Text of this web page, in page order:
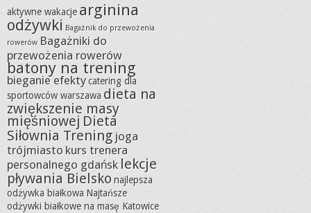
aktywne wakacje arginina
odżywki Bagażnik do przewożenia
rowerów Bagażniki do
przewożenia rowerów
batony na trening
bieganie efektycatering dla
sportowców warszawa dieta na
zwiększenie masy
mięśniowej Dieta
Siłownia Trening joga
trójmiasto kurs trenera
personalnego gdańsk lekcje
pływania Bielskonajlepsza
odżywka białkowa Najtańsze
odżywki białkowe na masę Katowice